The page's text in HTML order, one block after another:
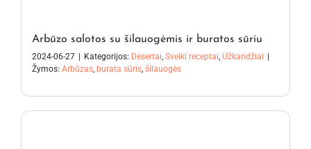
Arbūzo salotos su šilauogėmis ir buratos sūriu
2024-06-27 Kategorijos: Desertai, Sveiki receptai, Užkandžiai
Žymos: Arbūzas, burata sūris, šilauogės